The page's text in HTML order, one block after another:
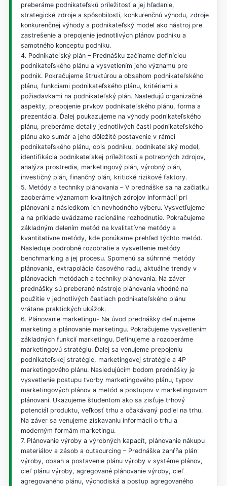
preberáme podnikateľskú príležitosť a jej hľadanie,
strategické zdroje a spôsobilosti, konkurenčnú výhodu, zdroje
konkurenčnej výhody a podnikateľský model ako nástroj pre
zastrešenie a prepojenie jednotlivých plánov podniku a
samotného konceptu podniku.
4. Podnikateľský plán – Prednášku začíname definíciou
podnikateľského plánu a vysvetlením jeho významu pre
podnik. Pokračujeme štruktúrou a obsahom podnikateľského
plánu, funkciami podnikateľského plánu, kritériami a
požiadavkami na podnikateľský plán. Nasledujú organizačné
aspekty, prepojenie prvkov podnikateľského plánu, forma a
prezentácia. Ďalej poukazujeme na výhody podnikateľského
plánu, preberáme detaily jednotlivých častí podnikateľského
plánu ako sumár a jeho dôležité postavenie v rámci
podnikateľského plánu, opis podniku, podnikateľský model,
identifikácia podnikateľskej príležitosti a potrebných zdrojov,
analýza prostredia, marketingový plán, výrobný plán,
investičný plán, finančný plán, kritické rizikové faktory.
5. Metódy a techniky plánovania – V prednáške sa na začiatku
zaoberáme významom kvalitných zdrojov informácií pri
plánovaní a následkom ich nevhodného výberu. Vysvetľujeme
a na príklade uvádzame racionálne rozhodnutie. Pokračujeme
základným delením metód na kvalitatívne metódy a
kvantitatívne metódy, kde ponúkame prehľad týchto metód.
Nasleduje podrobné rozobratie a vysvetlenie metódy
benchmarking a jej procesu. Spomenú sa súhrnné metódy
plánovania, extrapolácia časového radu, aktuálne trendy v
plánovacích metódach a techniky plánovania. Na záver
prednášky sú preberané nástroje plánovania vhodné na
použitie v jednotlivých častiach podnikateľského plánu
vrátane praktických ukážok.
6. Plánovanie marketingu- Na úvod prednášky definujeme
marketing a plánovanie marketingu. Pokračujeme vysvetlením
základných funkcií marketingu. Definujeme a rozoberáme
marketingovú stratégiu. Ďalej sa venujeme prepojeniu
podnikateľskej stratégie, marketingovej stratégie a 4P
marketingového plánu. Nasledujúcim bodom prednášky je
vysvetlenie postupu tvorby marketingového plánu, typov
marketingových plánov a metód a postupov v marketingovom
plánovaní. Ukazujeme študentom ako sa zisťuje trhový
potenciál produktu, veľkosť trhu a očakávaný podiel na trhu.
Na záver sa venujeme získavaniu informácií o trhu a
moderným formám marketingu.
7. Plánovanie výroby a výrobných kapacít, plánovanie nákupu
materiálov a zásob a outsourcing – Prednáška zahŕňa plán
výroby, obsah a postavenie plánu výroby v systéme plánov,
cieľ plánu výroby, agregované plánovanie výroby, cieľ
agregovaného plánu, východiská a postup agregovaného